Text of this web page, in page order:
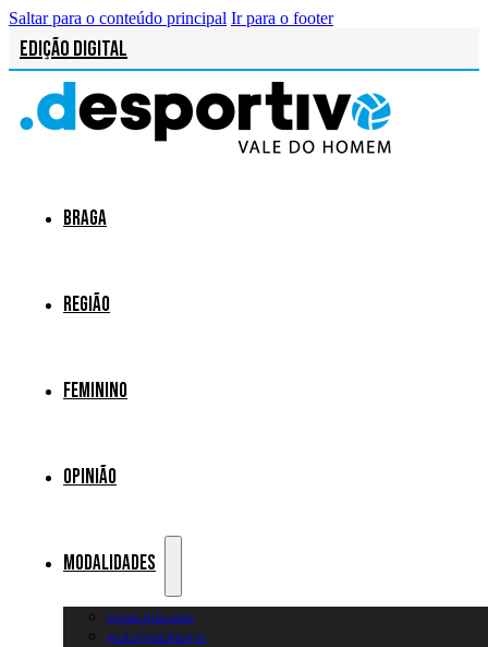
Saltar para o conteúdo principal Ir para o footer
Edição Digital
Braga
Região
Feminino
Opinião
Modalidades
Artes Marciais
Automobilismo